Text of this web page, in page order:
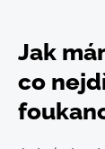
Jak
co